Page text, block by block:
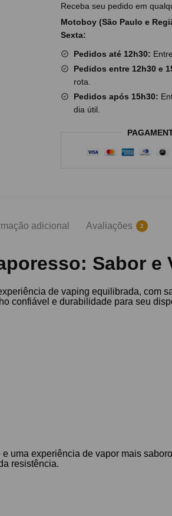
Receba seu pedido em
Motoboy (São Paulo e
Sexta:
Pedidos até 12h30:
Pedidos entre 12h30 e
rota.
Pedidos após 15h30:
dia útil.
adicional Avaliações 2
Sabor e
de vaping equilibrada, com
confiável e durabilidade para seu
uma experiência de vapor mais
resistência.